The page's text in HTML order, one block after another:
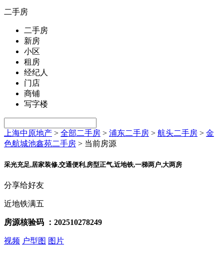
二手房
二手房
新房
小区
租房
经纪人
门店
商铺
写字楼
上海中原地产 > 全部二手房 > 浦东二手房 > 航头二手房 > 金
色航城池鑫苑二手房 > 当前房源
采光充足,居家装修,交通便利,房型正气,近地铁,一梯两户,大两房
分享给好友
近地铁满五
房源核验码 ：202510278249
视频 户型图 图片